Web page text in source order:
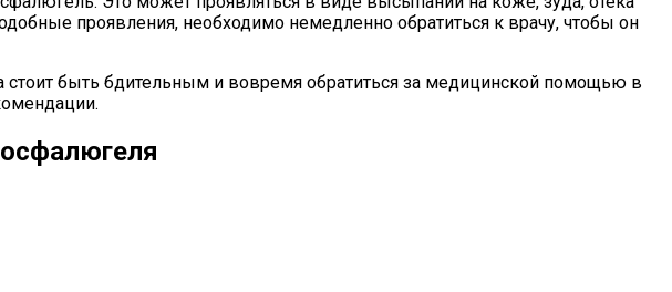
проявления, необходимо немедленно обратиться к врачу, чтобы он
быть бдительным и вовремя обратиться за медицинской помощью в